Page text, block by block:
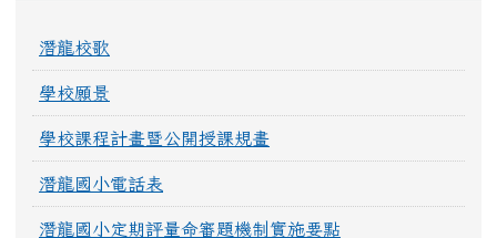
潛龍校歌
學校願景
學校課程計畫暨公開授課規畫
潛龍國小電話表
潛龍國小定期評量命審題機制實施要點